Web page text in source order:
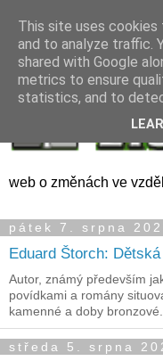
web o změnách ve
pátek 7. srpna
Eduard Štorch:
Autor, známý především
povídkami a romány
kamenné a doby bronzové...
středa 5. srpna
This site uses
and to analyze traffic.
shared with Google
metrics to ensure
statistics, and to